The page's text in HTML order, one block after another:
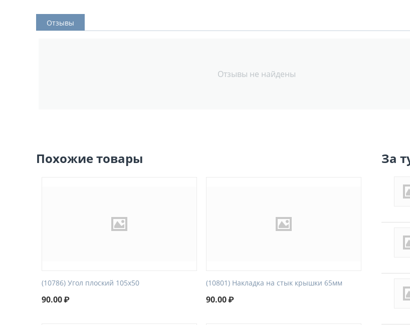
Отзывы
Отзывы не найдены
Похожие товары
(10786) Угол плоский 105х50
90.00₽
(10801) Накладка на стык крышки 65мм
90.00₽
За